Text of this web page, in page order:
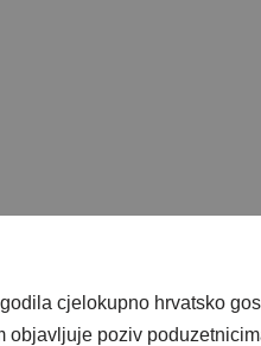
cjelokupno hrvatsko
poziv